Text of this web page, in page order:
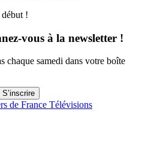
début !
vous à la newsletter !
chaque samedi dans votre boîte
S’inscrire
de France Télévisions